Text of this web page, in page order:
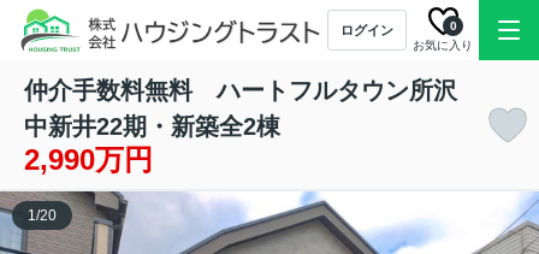
ログイン
お気に入り
0
仲介手数料無料 ハートフルタウン所沢
中新井22期・新築全2棟
2,990万円
1/20